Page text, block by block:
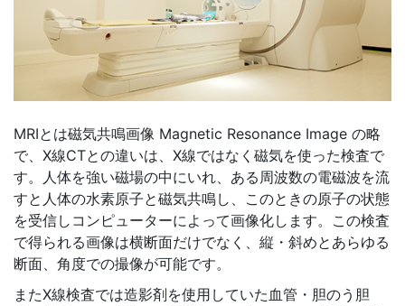
MRIとは磁気共鳴画像 Magnetic Resonance Image の略
で、X線CTとの違いは、X線ではなく磁気を使った検査で
す。人体を強い磁場の中にいれ、ある周波数の電磁波を流
すと人体の水素原子と磁気共鳴し、このときの原子の状態
を受信しコンピューターによって画像化します。この検査
で得られる画像は横断面だけでなく、縦・斜めとあらゆる
断面、角度での撮像が可能です。
またX線検査では造影剤を使用していた血管・胆のう胆